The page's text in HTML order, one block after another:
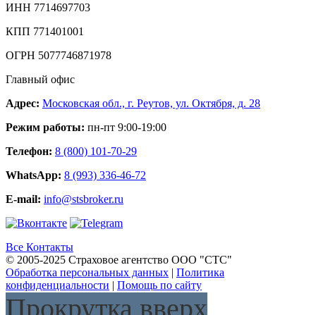
ИНН 7714697703
КПП 771401001
ОГРН 5077746871978
Главный офис
Адрес: Московская обл., г. Реутов, ул. Октября, д. 28
Режим работы: пн-пт 9:00-19:00
Телефон: 8 (800) 101-70-29
WhatsApp: 8 (993) 336-46-72
E-mail: info@stsbroker.ru
Все Контакты
© 2005-2025 Страховое агентство ООО "СТС"
Обработка персональных данных | Политика
конфиденциальности | Помощь по сайту
Прокрутка вверх